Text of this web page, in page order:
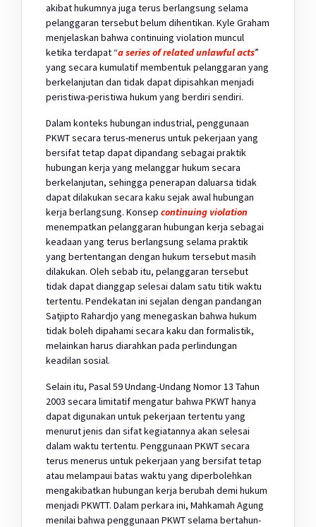
akibat hukumnya juga terus berlangsung selama
pelanggaran tersebut belum dihentikan. Kyle Graham
menjelaskan bahwa continuing violation muncul
ketika terdapat “a series of related unlawful acts”
yang secara kumulatif membentuk pelanggaran yang
berkelanjutan dan tidak dapat dipisahkan menjadi
peristiwa-peristiwa hukum yang berdiri sendiri.
Dalam konteks hubungan industrial, penggunaan
PKWT secara terus-menerus untuk pekerjaan yang
bersifat tetap dapat dipandang sebagai praktik
hubungan kerja yang melanggar hukum secara
berkelanjutan, sehingga penerapan daluarsa tidak
dapat dilakukan secara kaku sejak awal hubungan
kerja berlangsung. Konsep continuing violation
menempatkan pelanggaran hubungan kerja sebagai
keadaan yang terus berlangsung selama praktik
yang bertentangan dengan hukum tersebut masih
dilakukan. Oleh sebab itu, pelanggaran tersebut
tidak dapat dianggap selesai dalam satu titik waktu
tertentu. Pendekatan ini sejalan dengan pandangan
Satjipto Rahardjo yang menegaskan bahwa hukum
tidak boleh dipahami secara kaku dan formalistik,
melainkan harus diarahkan pada perlindungan
keadilan sosial.
Selain itu, Pasal 59 Undang-Undang Nomor 13 Tahun
2003 secara limitatif mengatur bahwa PKWT hanya
dapat digunakan untuk pekerjaan tertentu yang
menurut jenis dan sifat kegiatannya akan selesai
dalam waktu tertentu. Penggunaan PKWT secara
terus menerus untuk pekerjaan yang bersifat tetap
atau melampaui batas waktu yang diperbolehkan
mengakibatkan hubungan kerja berubah demi hukum
menjadi PKWTT. Dalam perkara ini, Mahkamah Agung
menilai bahwa penggunaan PKWT selama bertahun-